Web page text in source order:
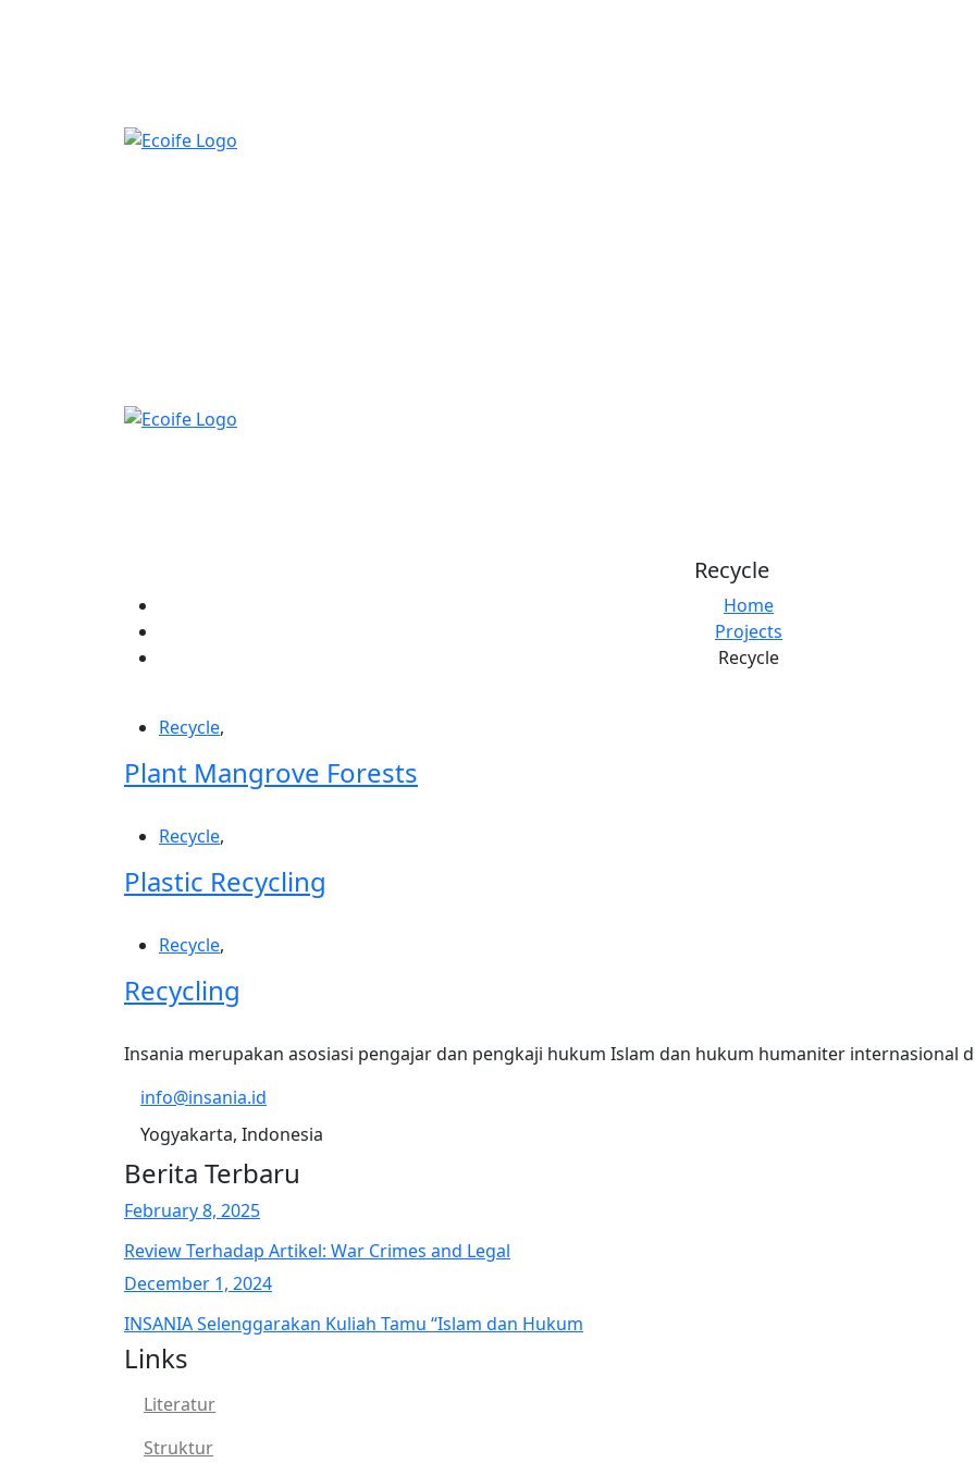
Recycle
Home
Projects
Recycle
Recycle,
Plant Mangrove Forests
Recycle,
Plastic Recycling
Recycle,
Recycling
Insania merupakan asosiasi pengajar dan pengkaji hukum Islam dan hukum humaniter internasional
info@insania.id
Yogyakarta, Indonesia
Berita Terbaru
February 8, 2025
Review Terhadap Artikel: War Crimes and Legal
December 1, 2024
INSANIA Selenggarakan Kuliah Tamu “Islam dan Hukum
Links
Literatur
Struktur